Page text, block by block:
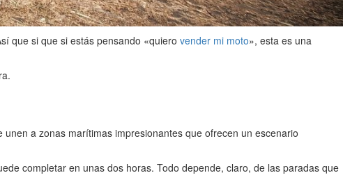
que si que si estás pensando «quiero vender mi moto», esta es una
a zonas marítimas impresionantes que ofrecen un escenario
completar en unas dos horas. Todo depende, claro, de las paradas que